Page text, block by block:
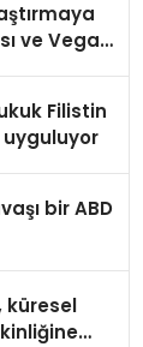
ve Vegan
Filistin
bir ABD
küresel